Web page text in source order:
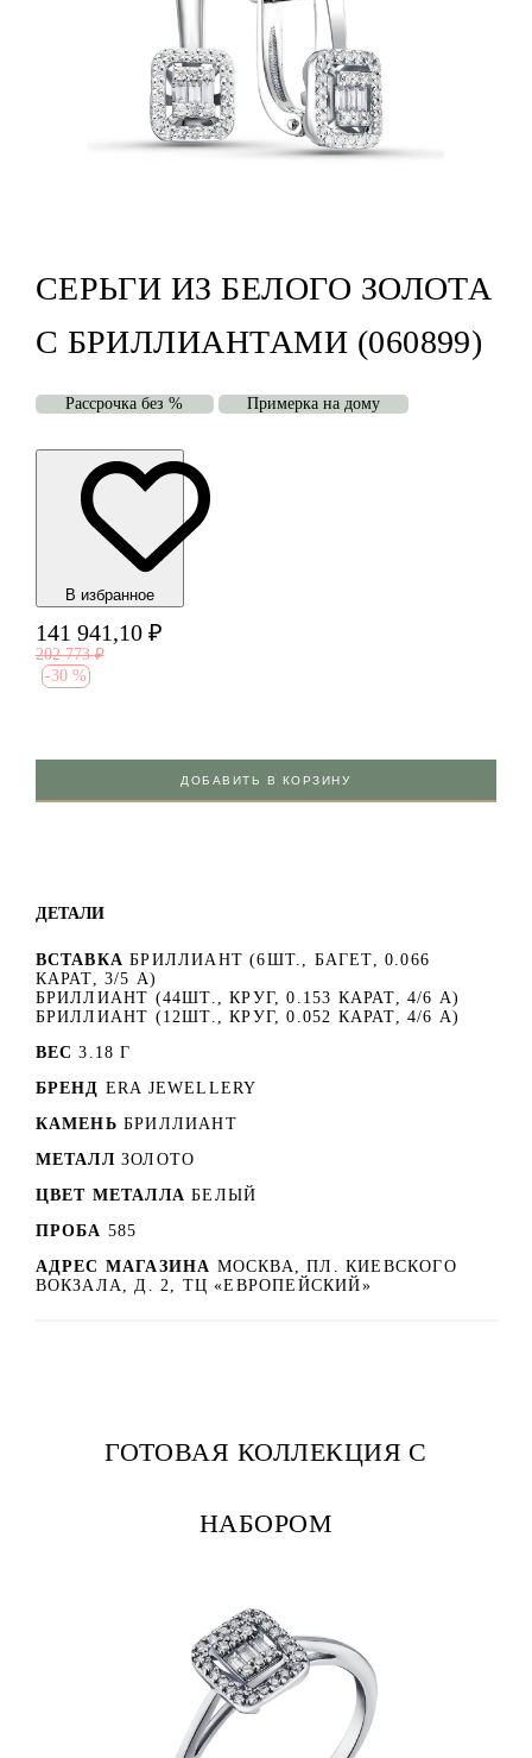
СЕРЬГИ ИЗ БЕЛОГО ЗОЛОТА
С БРИЛЛИАНТАМИ (060899)
Рассрочка без % Примерка на дому
В избранноe
141 941,10 ₽
202 773 ₽
-30 %
ДОБАВИТЬ В КОРЗИНУ
ДЕТАЛИ
ВСТАВКА БРИЛЛИАНТ (6ШТ., БАГЕТ, 0.066
КАРАТ, 3/5 А)
БРИЛЛИАНТ (44ШТ., КРУГ, 0.153 КАРАТ, 4/6 А)
БРИЛЛИАНТ (12ШТ., КРУГ, 0.052 КАРАТ, 4/6 А)
ВЕС 3.18 Г
БРЕНД ERA JEWELLERY
КАМЕНЬ БРИЛЛИАНТ
МЕТАЛЛ ЗОЛОТО
ЦВЕТ МЕТАЛЛА БЕЛЫЙ
ПРОБА 585
АДРЕС МАГАЗИНА МОСКВА, ПЛ. КИЕВСКОГО
ВОКЗАЛА, Д. 2, ТЦ «ЕВРОПЕЙСКИЙ»
ГОТОВАЯ КОЛЛЕКЦИЯ С
НАБОРОМ